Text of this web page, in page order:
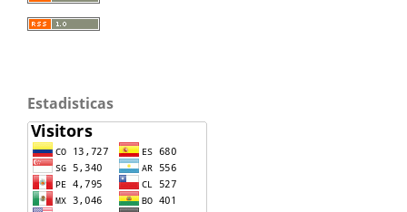
Estadisticas